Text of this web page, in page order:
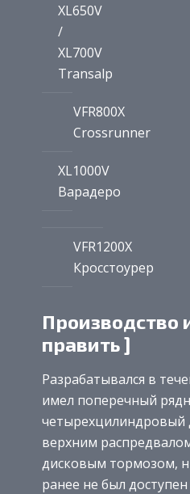
XL650V
/
XL700V
Transalp
VFR800X
Crossrunner
XL1000V
Варадеро
VFR1200X
Кросстоурер
Производство
править ]
Разрабатывался в
имел поперечный
четырехцилиндровый
верхним
дисковым тормозом,
ранее не был